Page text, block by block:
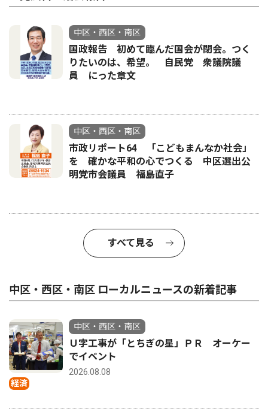
中区・西区・南区
国政報告 初めて臨んだ国会が閉会。つく
りたいのは、希望。 自民党 衆議院議
員 にった章文
中区・西区・南区
市政リポート64 「こどもまんなか社会」
を 確かな平和の心でつくる 中区選出公
明党市会議員 福島直子
すべて見る
中区・西区・南区 ローカルニュースの新着記事
経済
中区・西区・南区
Ｕ字工事が「とちぎの星」ＰＲ オーケー
でイベント
2026.08.08